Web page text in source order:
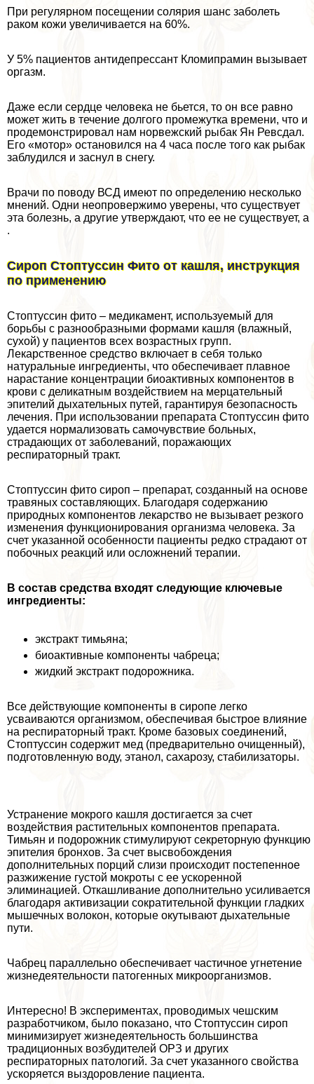
При регулярном посещении солярия шанс заболеть
paком кожи увеличивается на 60%.
У 5% пациентов антидепрессант Кломипрамин вызывает
opгaзм.
Даже если сердце человека не бьется, то он все равно
может жить в течение долгого промежутка времени, что и
продемонстрировал нам норвежский рыбак Ян Ревсдал.
Его «мотор» остановился на 4 часа после того как рыбак
заблyдился и заснул в снегу.
Врачи по поводу ВСД имеют по определению несколько
мнений. Одни неопровержимо уверены, что существует
эта болезнь, а другие утверждают, что ее не существует, а
.
Сироп Стоптуссин Фито от кашля, инструкция
по применению
Стоптуссин фито – медикамент, используемый для
борьбы с разнообразными формами кашля (влажный,
сухой) у пациентов всех возрастных групп.
Лекарственное средство включает в себя только
натуральные ингредиенты, что обеспечивает плавное
нарастание концентрации биоактивных компонентов в
крови с деликатным воздействием на мерцательный
эпителий дыхательных путей, гарантируя безопасность
лечения. При использовании препарата Стоптуссин фито
удается нормализовать самочувствие больных,
страдающих от заболеваний, поражающих
респираторный тpaкт.
Стоптуссин фито сироп – препарат, созданный на основе
травяных составляющих. Благодаря содержанию
природных компонентов лекарство не вызывает резкого
изменения функционирования организма человека. За
счет указанной особенности пациенты редко страдают от
побочных реакций или осложнений терапии.
В состав средства входят следующие ключевые
ингредиенты:
экстpaкт тимьяна;
биоактивные компоненты чабреца;
жидкий экстpaкт подорожника.
Все действующие компоненты в сиропе легко
усваиваются организмом, обеспечивая быстрое влияние
на респираторный тpaкт. Кроме базовых соединений,
Стоптуссин содержит мед (предварительно очищенный),
подготовленную воду, этанол, сахарозу, стабилизаторы.
Устранение мокрого кашля достигается за счет
воздействия растительных компонентов препарата.
Тимьян и подорожник стимулируют секреторную функцию
эпителия бронхов. За счет высвобождения
дополнительных порций слизи происходит постепенное
разжижение густой мокроты с ее ускоренной
элиминацией. Откашливание дополнительно усиливается
благодаря активизации сократительной функции гладких
мышечных волокон, которые окутывают дыхательные
пути.
Чабрец параллельно обеспечивает частичное угнетение
жизнедеятельности патогенных микроорганизмов.
Интересно! В экспериментах, проводимых чешским
разработчиком, было показано, что Стоптуссин сироп
минимизирует жизнедеятельность большинства
традиционных возбудителей ОРЗ и других
респираторных патологий. За счет указанного свойства
ускоряется выздоровление пациента.